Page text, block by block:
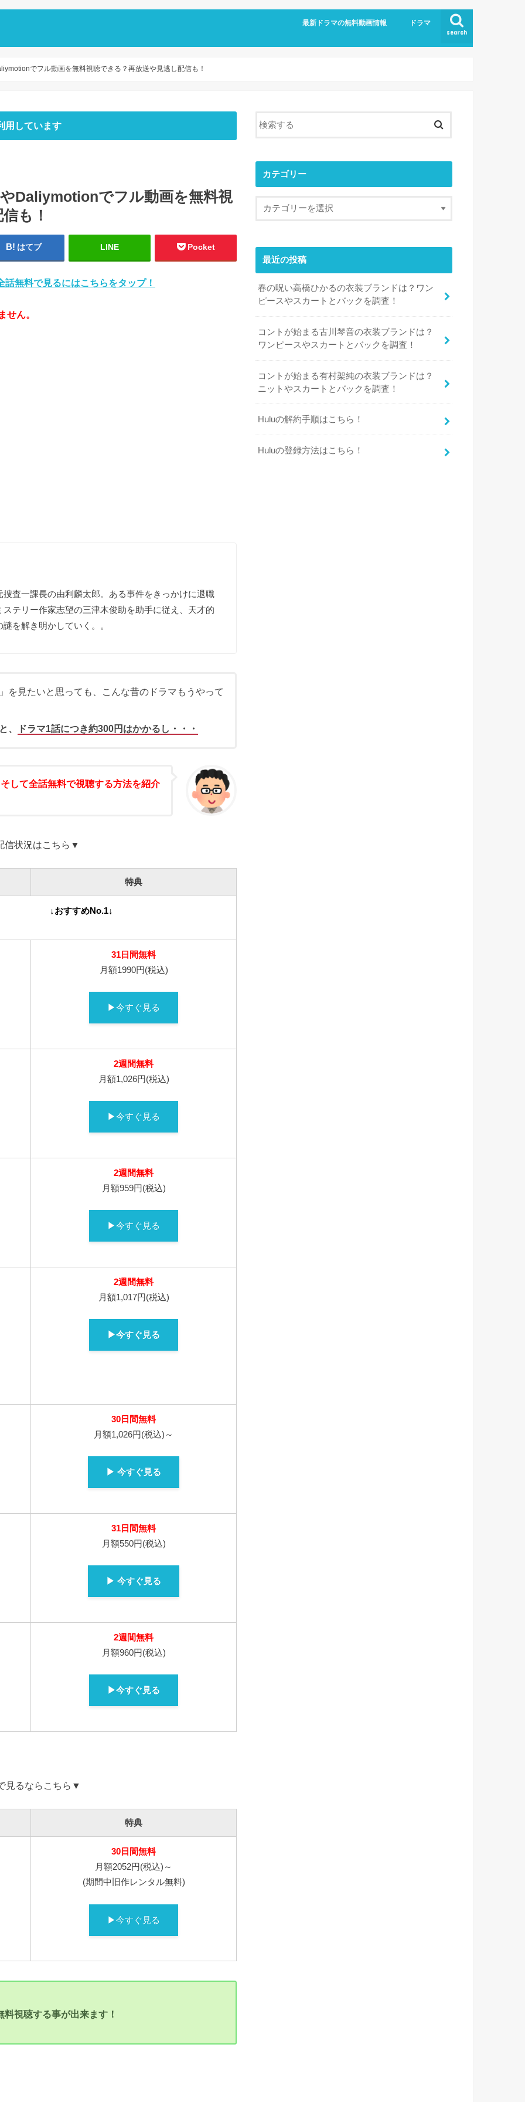
search
最新ドラマの無料動画情報 ドラマ
でフル動画を無料視聴できる？再放送や見逃し配信も！
用しています
Daliymotionでフル動画を無料視
も！
はてブ LINE Pocket
無料で見るにはこちらをタップ！
ん。
査一課長の由利麟太郎。ある事件をきっかけに退職
テリー作家志望の三津木俊助を助手に従え、天才的
を解き明かしていく。。
を見たいと思っても、こんな昔のドラマもうやって
、 ドラマ1話につき約300円はかかるし・・・
して全話無料で視聴する方法を紹介
信状況はこちら▼
特典
↓おすすめNo.1↓
31日間無料
月額1990円(税込)
▶今すぐ見る
2週間無料
月額1,026円(税込)
▶今すぐ見る
2週間無料
月額959円(税込)
▶今すぐ見る
2週間無料
月額1,017円(税込)
▶今すぐ見る
30日間無料
月額1,026円(税込)～
▶ 今すぐ見る
31日間無料
月額550円(税込)
▶ 今すぐ見る
2週間無料
月額960円(税込)
▶今すぐ見る
見るならこちら▼
特典
30 日間無料
月額2052円(税込)～
(期間中旧作レンタル無料)
▶今すぐ見る
視聴する事が出来ます！
カテゴリー
最近の投稿
春の呪い高橋ひかるの衣装ブランドは？ワン
ピースやスカートとバックを調査！
コントが始まる古川琴音の衣装ブランドは？
ワンピースやスカートとバックを調査！
コントが始まる有村架純の衣装ブランドは？
ニットやスカートとバックを調査！
Huluの解約手順はこちら！
Huluの登録方法はこちら！